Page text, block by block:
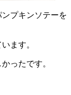
プキンソテーを
ます。
ったです。